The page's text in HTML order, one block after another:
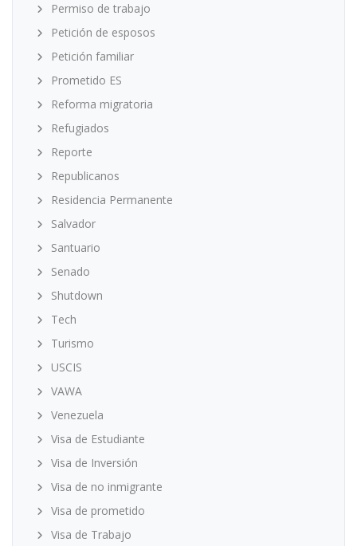
Permiso de trabajo
Petición de esposos
Petición familiar
Prometido ES
Reforma migratoria
Refugiados
Reporte
Republicanos
Residencia Permanente
Salvador
Santuario
Senado
Shutdown
Tech
Turismo
USCIS
VAWA
Venezuela
Visa de Estudiante
Visa de Inversión
Visa de no inmigrante
Visa de prometido
Visa de Trabajo